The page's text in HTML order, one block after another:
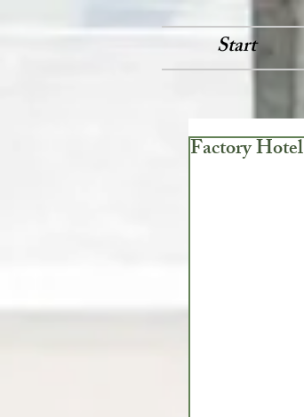
Start
Factory Hotel